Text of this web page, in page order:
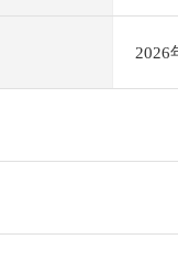
2026